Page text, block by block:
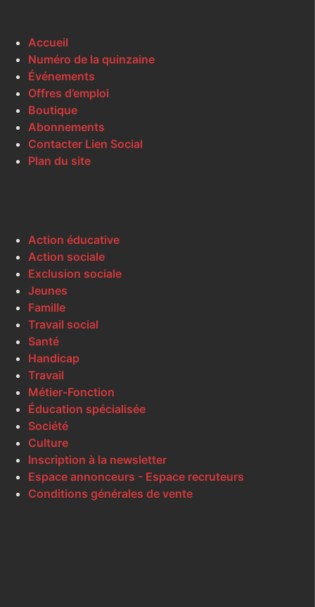
Accueil
Numéro de la quinzaine
Événements
Offres d’emploi
Boutique
Abonnements
Contacter Lien Social
Plan du site
Action éducative
Action sociale
Exclusion sociale
Jeunes
Famille
Travail social
Santé
Handicap
Travail
Métier-Fonction
Éducation spécialisée
Société
Culture
Inscription à la newsletter
Espace annonceurs - Espace recruteurs
Conditions générales de vente